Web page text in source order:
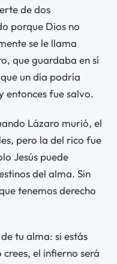
de dos
porque Dios no
se le llama
que guardaba en sí
un día podría
entonces fue salvo.
Lázaro murió, el
pero la del rico fue
Jesús puede
del alma. Sin
tenemos derecho
tu alma: si estás
el infierno será